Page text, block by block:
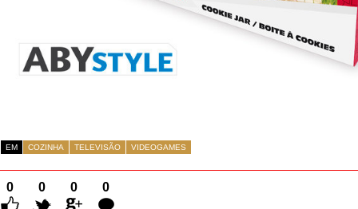
EM COZINHA TELEVISÃO VIDEOGAMES
0 0 0
0
Comentários